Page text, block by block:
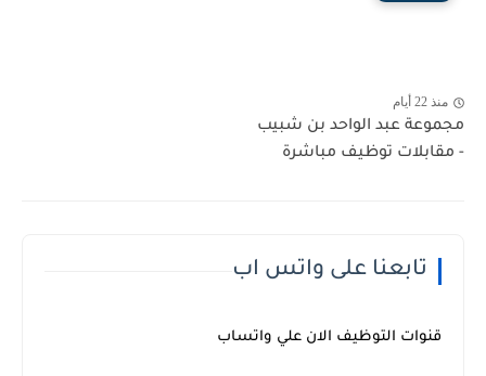
منذ 22 أيام
مجموعة عبد الواحد بن شبيب
- مقابلات توظيف مباشرة
تابعنا على واتس اب
قنوات التوظيف الان علي واتساب